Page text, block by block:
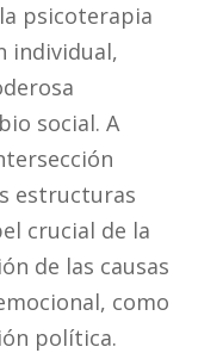
psicoterapia
individual,
social. A
estructuras
crucial de la
de las causas
como
política.